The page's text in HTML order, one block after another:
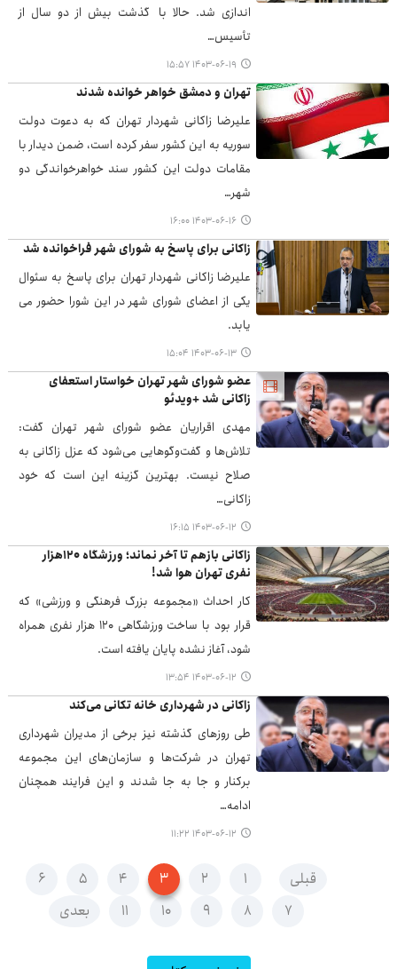
اندازی شد. حالا با گذشت بیش از دو سال از
تأسیس…
۱۴۰۳-۰۶-۱۹ ۱۵:۵۷
تهران و دمشق خواهر خوانده شدند
علیرضا زاکانی شهردار تهران که به دعوت دولت
سوریه به این کشور سفر کرده است، ضمن دیدار با
مقامات دولت این کشور سند خواهرخواندگی دو
شهر…
۱۴۰۳-۰۶-۱۶ ۱۶:۰۰
زاکانی برای پاسخ به شورای شهر فراخوانده شد
علیرضا زاکانی شهردار تهران برای پاسخ به سئوال
یکی از اعضای شورای شهر در این شورا حضور می
یابد.
۱۴۰۳-۰۶-۱۳ ۱۵:۰۴
عضو شورای شهر تهران خواستار استعفای
زاکانی شد +ویدئو
مهدی اقراریان عضو شورای شهر تهران گفت:
تلاش‌ها و گفت‌وگوهایی می‌شود که عزل زاکانی به
صلاح نیست. بهترین گزینه این است که خود
زاکانی…
۱۴۰۳-۰۶-۱۲ ۱۶:۱۵
زاکانی بازهم تا آخر نماند؛ ورزشگاه ۱۲۰هزار
نفری تهران هوا شد!
کار احداث «مجموعه بزرگ فرهنگی و ورزشی» که
قرار بود با ساخت ورزشگاهی ۱۲۰ هزار نفری همراه
شود، آغاز نشده پایان یافته است.
۱۴۰۳-۰۶-۱۲ ۱۳:۵۴
زاکانی در شهرداری خانه تکانی می‌کند
طی روزهای گذشته نیز برخی از مدیران شهرداری
تهران در شرکت‌ها و سازمان‌های این مجموعه
برکنار و جا به جا شدند و این فرایند همچنان
ادامه…
۱۴۰۳-۰۶-۱۲ ۱۱:۲۲
قبلی ۱ ۲ ۳ ۴ ۵
۶
۷
۸ ۹ ۱۰ ۱۱ بعدی